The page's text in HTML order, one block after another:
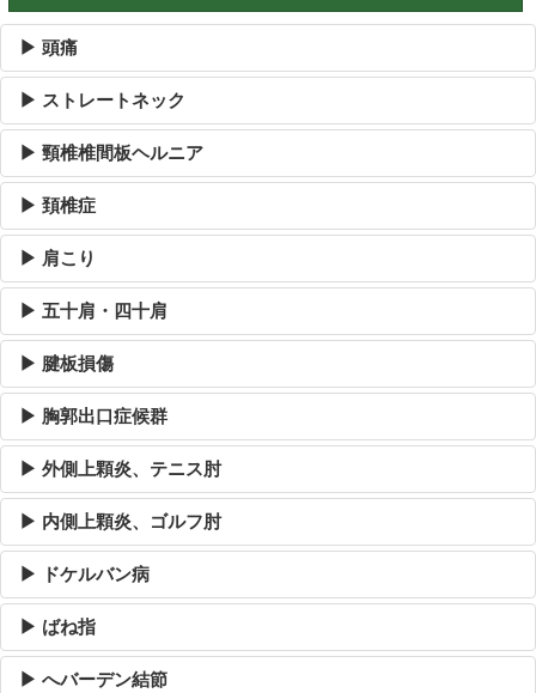
▶ 頭痛
▶ ストレートネック
▶ 頸椎椎間板ヘルニア
▶ 頚椎症
▶ 肩こり
▶ 五十肩・四十肩
▶ 腱板損傷
▶ 胸郭出口症候群
▶ 外側上顆炎、テニス肘
▶ 内側上顆炎、ゴルフ肘
▶ ドケルバン病
▶ ばね指
▶ へバーデン結節